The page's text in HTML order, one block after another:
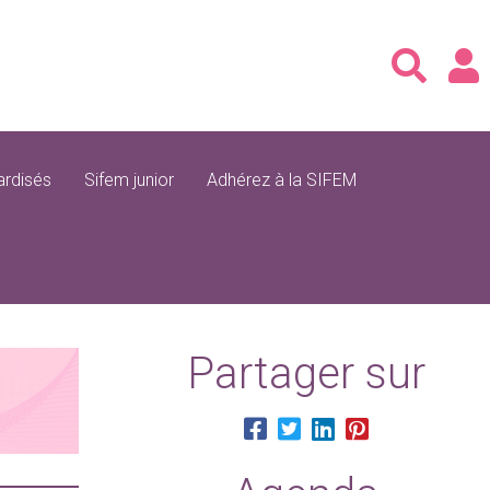
Sifem junior Adhérez à la SIFEM
Partager sur